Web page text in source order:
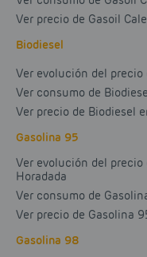
Ver precio de Gasoil
Biodiesel
Ver evolución del precio
Ver consumo de
Ver precio de Biodiesel
Gasolina 95
Ver evolución del precio
Horadada
Ver consumo de
Ver precio de Gasolina
Gasolina 98